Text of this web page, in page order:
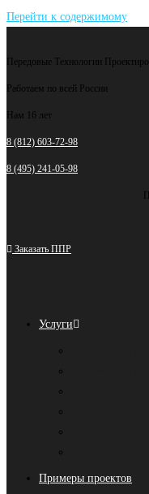
Перейти к содержимому
Передовые Технологии
Работаем по всей России
Нам 16 лет
8 (812) 603-72-98
8 (495) 241-05-98
Заказать ППР
Услуги
Разработка
Примеры проектов